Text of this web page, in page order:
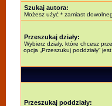
Szukaj autora:
Możesz użyć * zamiast
Przeszukaj działy:
Wybierz działy, które chcesz
opcja „Przeszukuj poddziały” jest
Przeszukaj poddziały: